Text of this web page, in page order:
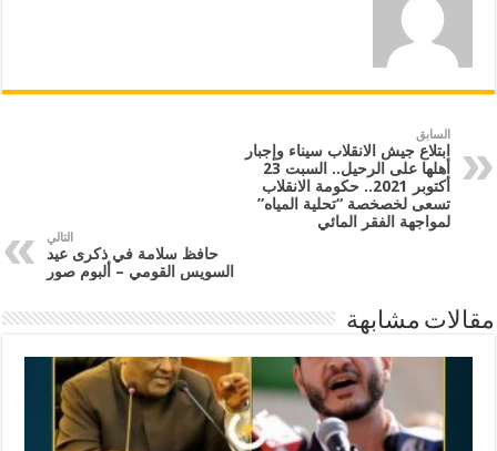
السابق
ابتلاع جيش الانقلاب سيناء وإجبار
أهلها على الرحيل.. السبت 23
أكتوبر 2021.. حكومة الانقلاب
تسعى لخصخصة “تحلية المياه”
لمواجهة الفقر المائي
التالي
حافظ سلامة في ذكرى عيد
السويس القومي – ألبوم صور
مقالات مشابهة